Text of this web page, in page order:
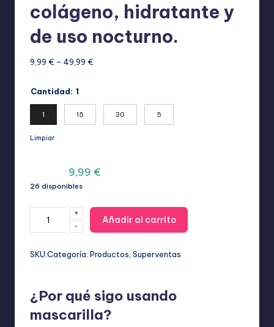
colágeno, hidratante y
de uso nocturno.
9,99 € – 49,99 €Rango
9,99 €
Cantidad: 1
1 15 30 5
Limpiar
El
precio
original
era:
9,99 €
actual
es:
26 disponibles
Bio-
Deep
suplemento
-
+
Añadir al carrito
SKU:Categoría: Productos Superventas
¿Por qué sigo usando
mascarilla?